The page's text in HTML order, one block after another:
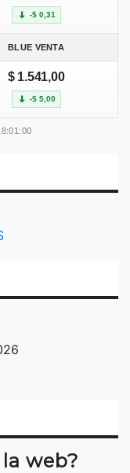
-$ 0,31
BLUE VENTA
$ 1.541,00
-$ 5,00
web?